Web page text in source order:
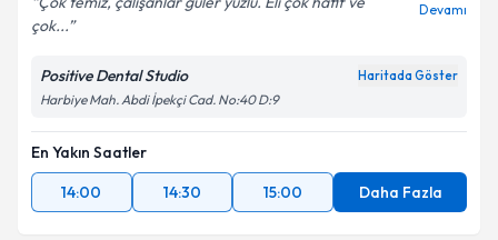
çok...
Devamı
Positive Dental Studio Haritada Göster
Harbiye Mah. Abdi İpekçi Cad. No:40 D:9
En Yakın Saatler
14:00
14:30 15:00 Daha Fazla